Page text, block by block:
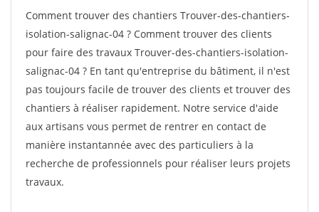
Comment trouver des chantiers Trouver-des-chantiers-
isolation-salignac-04 ? Comment trouver des clients
pour faire des travaux Trouver-des-chantiers-isolation-
salignac-04 ? En tant qu'entreprise du bâtiment, il n'est
pas toujours facile de trouver des clients et trouver des
chantiers à réaliser rapidement. Notre service d'aide
aux artisans vous permet de rentrer en contact de
manière instantannée avec des particuliers à la
recherche de professionnels pour réaliser leurs projets
travaux.